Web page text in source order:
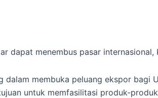
dapat menembus pasar internasional,
membuka peluang ekspor bagi
untuk memfasilitasi produk-